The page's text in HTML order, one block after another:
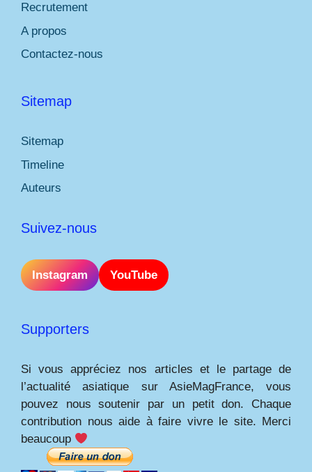
Recrutement
A propos
Contactez-nous
Sitemap
Sitemap
Timeline
Auteurs
Suivez-nous
Instagram YouTube
Supporters
Si vous appréciez nos articles et le partage de
l’actualité asiatique sur AsieMagFrance, vous
pouvez nous soutenir par un petit don. Chaque
contribution nous aide à faire vivre le site. Merci
beaucoup